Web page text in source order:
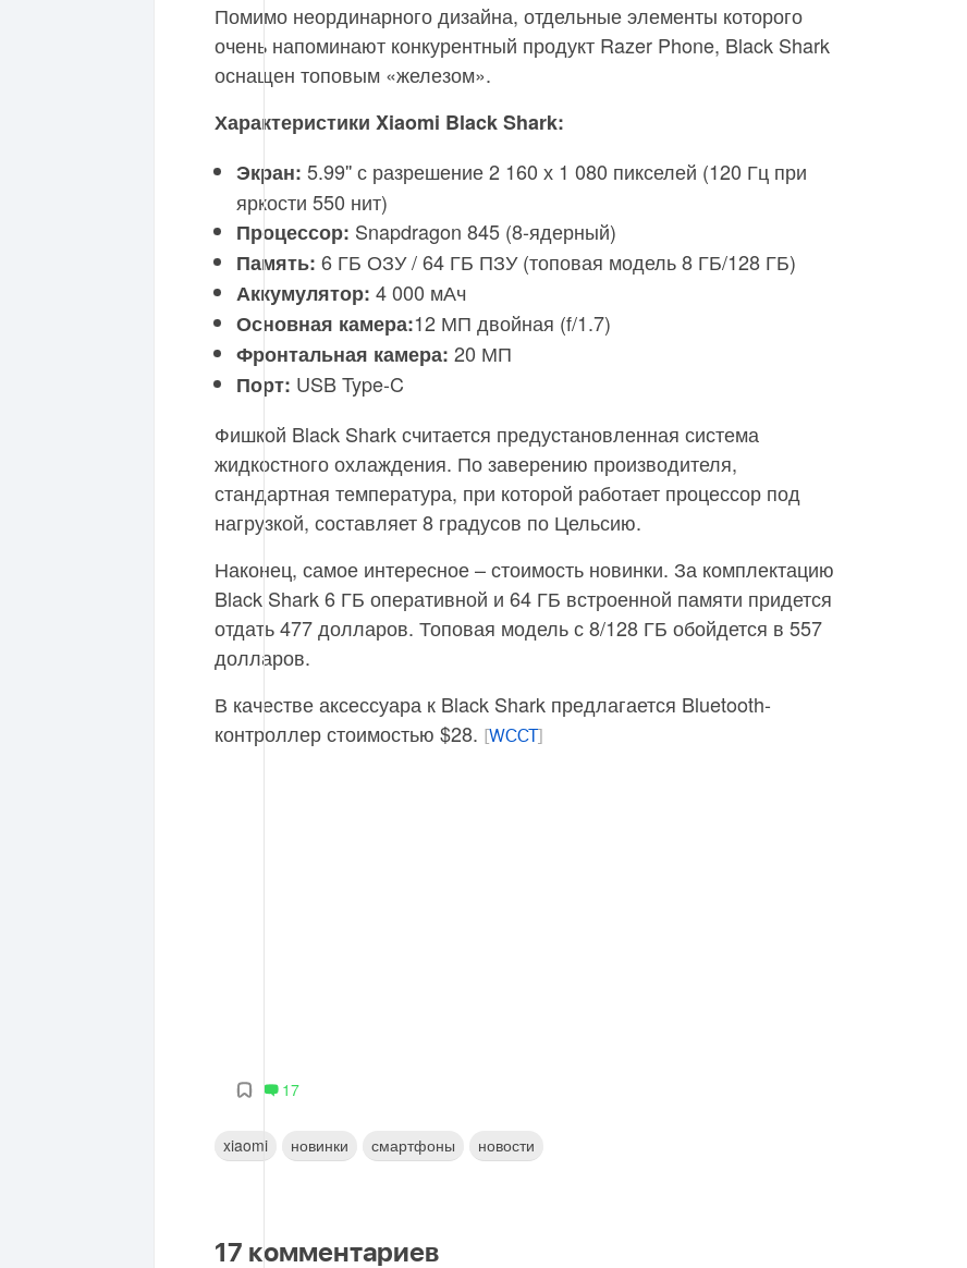
Помимо неординарного дизайна, отдельные элементы которого
очень напоминают конкурентный продукт Razer Phone, Black Shark
оснащен топовым «железом».
Характеристики Xiaomi Black Shark:
Экран: 5.99'' с разрешение 2 160 х 1 080 пикселей (120 Гц при
яркости 550 нит)
Процессор: Snapdragon 845 (8-ядерный)
Память: 6 ГБ ОЗУ / 64 ГБ ПЗУ (топовая модель 8 ГБ/128 ГБ)
Аккумулятор: 4 000 мАч
Основная камера:12 МП двойная (f/1.7)
Фронтальная камера: 20 МП
Порт: USB Type-C
Фишкой Black Shark считается предустановленная система
жидкостного охлаждения. По заверению производителя,
стандартная температура, при которой работает процессор под
нагрузкой, составляет 8 градусов по Цельсию.
Наконец, самое интересное – стоимость новинки. За комплектацию
Black Shark 6 ГБ оперативной и 64 ГБ встроенной памяти придется
отдать 477 долларов. Топовая модель с 8/128 ГБ обойдется в 557
долларов.
В качестве аксессуара к Black Shark предлагается Bluetooth-
контроллер стоимостью $28.
WCCT
17
xiaomi новинки смартфоны новости
17 комментариев